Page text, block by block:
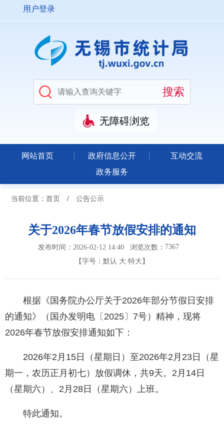
用户登录
无障碍浏览
网站首页 政府信息公开
互动交流
政务服务
当前位置： 首页 / 公告公示
关于2026年春节放假安排的通知
发布时间：2026-02-12 14:40浏览次数： 7367
【字号： 默认 大 特大 】
根据《国务院办公厅关于2026年部分节假日安排
的通知》（国办发明电〔2025〕7号）精神，现将
2026年春节放假安排通知如下：
2026年2月15日（星期日）至2026年2月23日（星
期一，农历正月初七）放假调休，共9天。2月14日
（星期六）、2月28日（星期六）上班。
特此通知。